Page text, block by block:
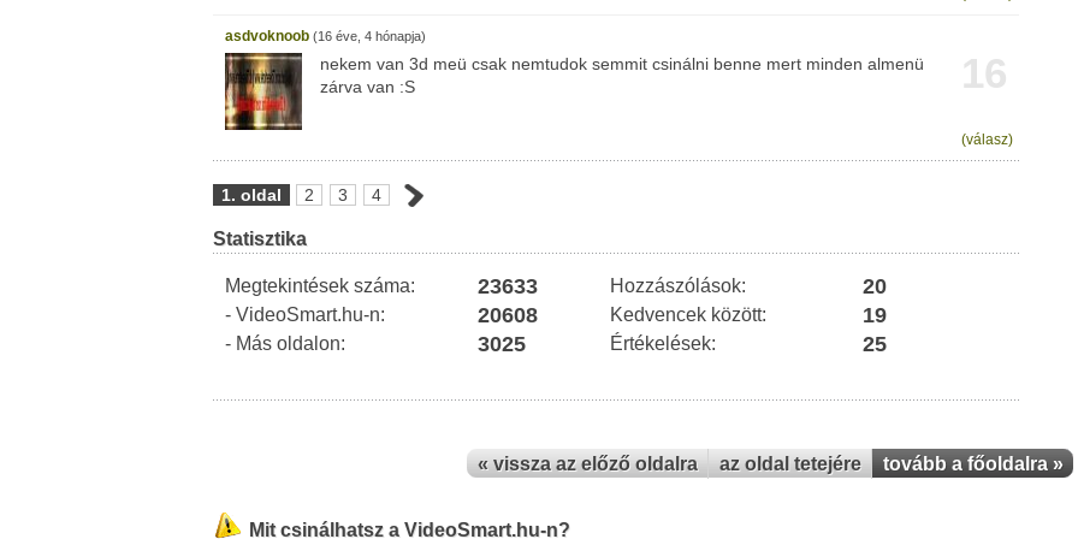
asdvoknoob (16 éve, 4 hónapja)
16
nekem van 3d meü csak nemtudok semmit csinálni benne mert minden almenü
zárva van :S
(válasz)
1. oldal 2 3 4
Statisztika
Megtekintések száma: 23633 Hozzászólások: 20
- VideoSmart.hu-n: 20608 Kedvencek között: 19
- Más oldalon: 3025 Értékelések: 25
« vissza az előző oldalra az oldal tetejére tovább a főoldalra »
Mit csinálhatsz a VideoSmart.hu-n?